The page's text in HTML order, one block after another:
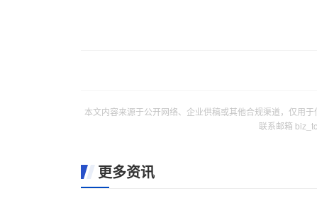
本文内容来源于公开网络、企业供稿或其他合规渠道，仅用
联系邮箱
更多资讯